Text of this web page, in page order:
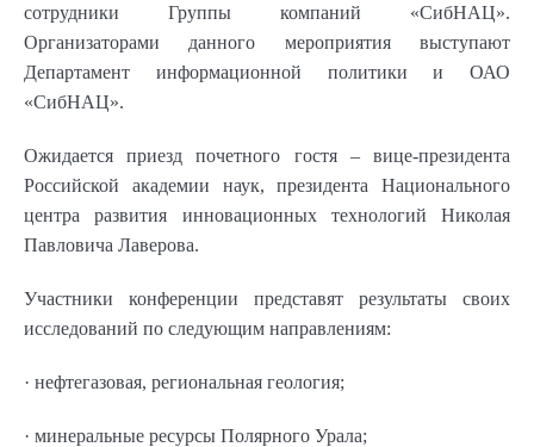
сотрудники Группы компаний «СибНАЦ».
Организаторами данного мероприятия выступают
Департамент информационной политики и ОАО
«СибНАЦ».
Ожидается приезд почетного гостя – вице-президента
Российской академии наук, президента Национального
центра развития инновационных технологий Николая
Павловича Лаверова.
Участники конференции представят результаты своих
исследований по следующим направлениям:
· нефтегазовая, региональная геология;
· минеральные ресурсы Полярного Урала;